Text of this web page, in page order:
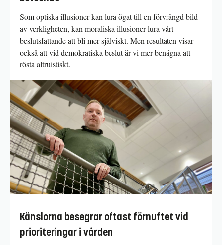
Som optiska illusioner kan lura ögat till en förvrängd bild
av verkligheten, kan moraliska illusioner lura vårt
beslutsfattande att bli mer själviskt. Men resultaten visar
också att vid demokratiska beslut är vi mer benägna att
rösta altruistiskt.
Känslorna besegrar oftast förnuftet vid
prioriteringar i vården